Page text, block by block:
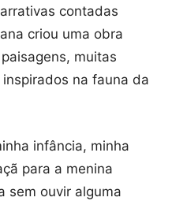
contadas
criou uma obra
muitas
na fauna da
infância, minha
para a menina
sem ouvir alguma